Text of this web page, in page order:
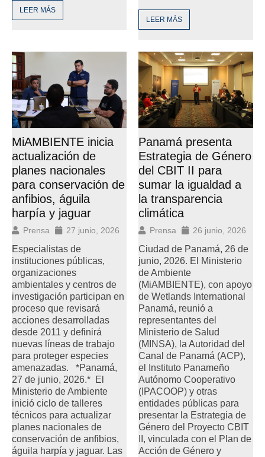
LEER MÁS
LEER MÁS
MiAMBIENTE inicia
actualización de
planes nacionales
para conservación de
anfibios, águila
harpía y jaguar
Prensa 27 junio, 2026
Especialistas de
instituciones públicas,
organizaciones
ambientales y centros de
investigación participan en
proceso que revisará
acciones desarrolladas
desde 2011 y definirá
nuevas líneas de trabajo
para proteger especies
amenazadas. *Panamá,
27 de junio, 2026.* El
Ministerio de Ambiente
inició ciclo de talleres
técnicos para actualizar
planes nacionales de
conservación de anfibios,
águila harpía y jaguar. Las
Panamá presenta
Estrategia de Género
del CBIT II para
sumar la igualdad a
la transparencia
climática
Prensa 26 junio, 2026
Ciudad de Panamá, 26 de
junio, 2026. El Ministerio
de Ambiente
(MiAMBIENTE), con apoyo
de Wetlands International
Panamá, reunió a
representantes del
Ministerio de Salud
(MINSA), la Autoridad del
Canal de Panamá (ACP),
el Instituto Panameño
Autónomo Cooperativo
(IPACOOP) y otras
entidades públicas para
presentar la Estrategia de
Género del Proyecto CBIT
II, vinculada con el Plan de
Acción de Género y